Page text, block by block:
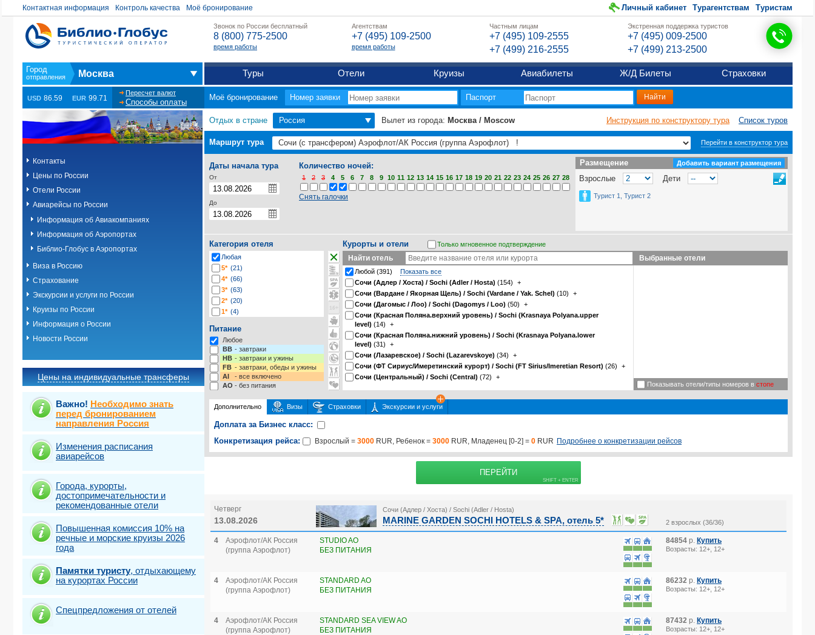
Контактная информация Контроль качества Моё бронирование Личный кабинет Турагентствам Туристам
Звонок по России бесплатный
8 (800) 775-2500
время работы
Агентствам
+7 (495) 109-2500
время работы
Частным лицам
+7 (495) 109-2555
+7 (499) 216-2555
Экстренная поддержка туристов
+7 (495) 009-2500
+7 (499) 213-2500
Москва Туры Отели Круизы Авиабилеты Ж/Д Билеты Страховки
USD 86.59 EUR 99.71
Пересчет валют
Способы оплаты
Моё бронирование Номер заявки Паспорт
Контакты
Цены по России
Отели России
Авиарейсы по России
Информация об Авиакомпаниях
Информация об Аэропортах
Библио-Глобус в Аэропортах
Виза в Россию
Страхование
Экскурсии и услуги по России
Круизы по России
Информация о России
Новости России
Цены на индивидуальные трансферы
Важно! Необходимо знать
перед бронированием
направления Россия
Изменения расписания
авиарейсов
Города, курорты,
достопримечательности и
рекомендованные отели
Повышенная комиссия 10% на
речные и морские круизы 2026
года
Памятки туристу, отдыхающему
на курортах России
Спецпредложения от отелей
Отдых в стране Россия Вылет из города: Москва / Moscow Инструкция по конструктору тура Список туров
Маршрут тура Перейти в конструктор тура
Даты начала тура
От
До
Размещение
Размещение Добавить вариант размещения
Взрослые Дети
Турист 1, Турист 2
Количество ночей:
1 2 3 4 5 6 7 8 9 10 11 12 13 14 15 16 17 18 19 20 21 22 23 24 25 26 27 28
Снять галочки
Категория отеля
Любая
5* (21)
4* (66)
3* (63)
2* (20)
1* (4)
Питание
Любое
BB - завтраки
HB - завтраки и ужины
FB - завтраки, обеды и ужины
AI
- все включено
AO - без питания
Только мгновенное подтверждение
Показывать отели/типы номеров в стопе
Выбранные отели
Курорты и отели
Найти отель
Любой (391)
Показать все
Сочи (Адлер / Хоста) / Sochi (Adler / Hosta) (154)
+
Сочи (Вардане / Якорная Щель) / Sochi (Vardane / Yak. Schel) (10)
+
Сочи (Дагомыс / Лоо) / Sochi (Dagomys / Loo) (50)
+
Сочи (Красная Поляна.верхний уровень) / Sochi (Krasnaya Polyana.upper
level) (14)
+
Сочи (Красная Поляна.нижний уровень) / Sochi (Krasnaya Polyana.lower
level) (31)
+
Сочи (Лазаревское) / Sochi (Lazarevskoye) (34)
+
Сочи (ФТ Сириус/Имеретинский курорт) / Sochi (FT Sirius/Imeretian Resort) (26)
+
Сочи (Центральный) / Sochi (Central) (72) +
Дополнительно Визы Страховки Экскурсии и услуги
Доплата за Бизнес класс:
Конкретизация рейса:
Взрослый = 3000 RUR, Ребенок = 3000 RUR, Младенец [0-2] = 0 RUR Подробнее о конкретизации рейсов
Подробнее о страховке
ПЕРЕЙТИ
Четверг
13.08.2026
Сочи (Адлер / Хоста) / Sochi (Adler / Hosta)
MARINE GARDEN SOCHI HOTELS & SPA, отель 5* 2 взрослых (36/36)
4
Аэрофлот/АК Россия
(группа Аэрофлот)
STUDIO AO
БЕЗ ПИТАНИЯ
84854 р. Купить
Возрасты: 12+, 12+
4
Аэрофлот/АК Россия
(группа Аэрофлот)
STANDARD AO
БЕЗ ПИТАНИЯ
86232 р. Купить
Возрасты: 12+, 12+
4
Аэрофлот/АК Россия
(группа Аэрофлот)
STANDARD SEA VIEW AO
БЕЗ ПИТАНИЯ
87432 р. Купить
Возрасты: 12+, 12+